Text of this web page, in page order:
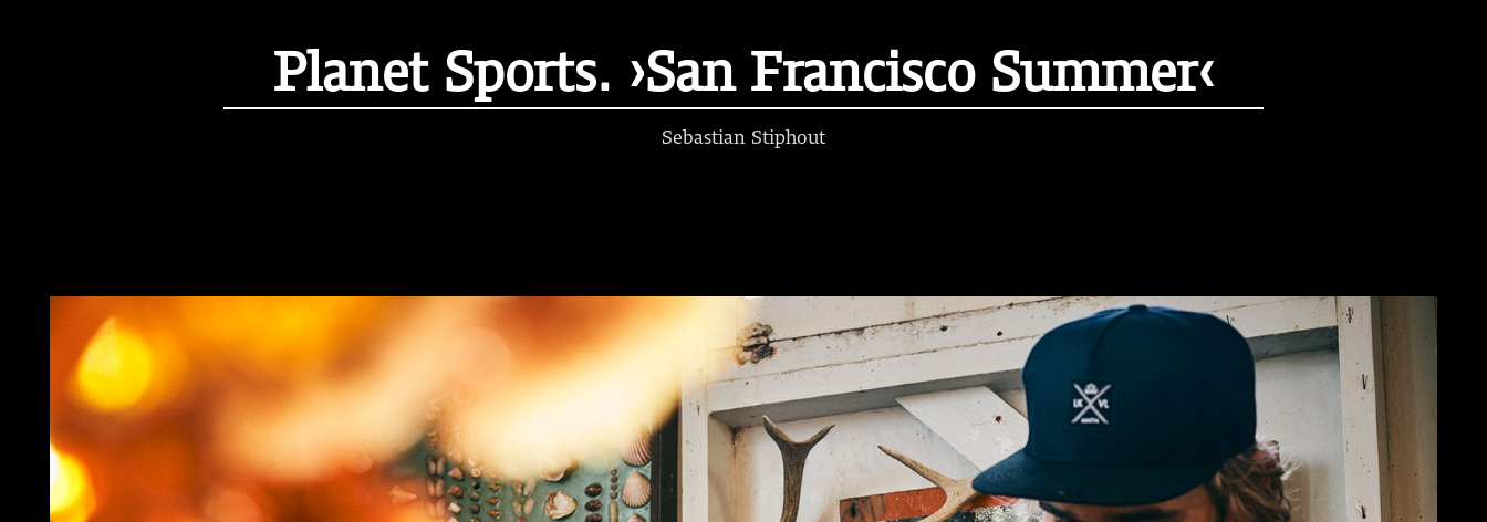
Planet Sports. ›San Francisco Summer‹
Sebastian Stiphout